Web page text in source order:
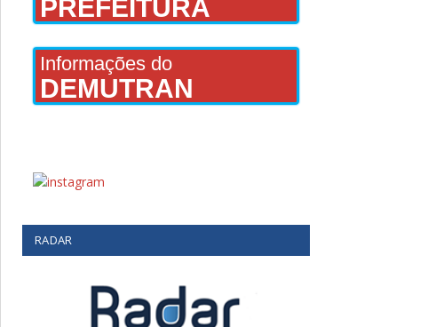
PREFEITURA
Informações do
DEMUTRAN
RADAR